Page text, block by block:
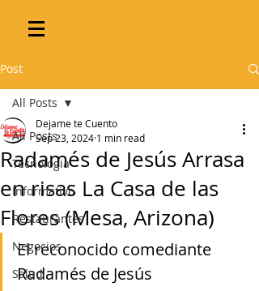
Post
All Posts
Tecnologia
Informativo
Restaurantes
Negocios
Salud
All Posts
Radamés de Jesús Arrasa
en risas La Casa de las
Flores (Mesa, Arizona)
Dejame te Cuento
Sep 23, 2024 1 min read
El reconocido comediante
Radamés de Jesús